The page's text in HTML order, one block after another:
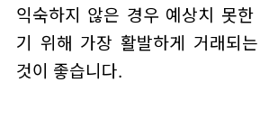
익숙하지 않은 경우 예상치 못
기 위해 가장 활발하게 거래되
것이 좋습니다.